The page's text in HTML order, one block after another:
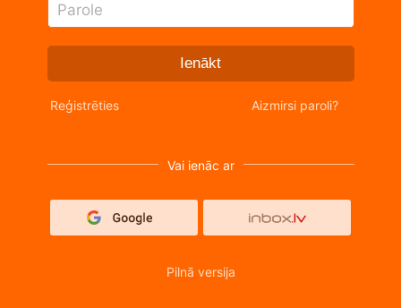
Parole
Ienākt
Reģistrēties Aizmirsi paroli?
Vai ienāc ar
Pilnā versija